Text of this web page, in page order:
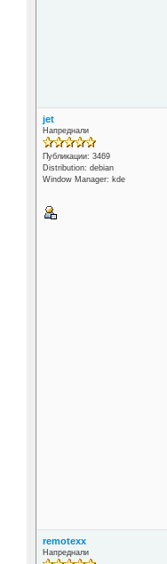
jet
Напреднали
Публикации: 3469
Distribution: debian
Window Manager: kde
remotexx
Напреднали